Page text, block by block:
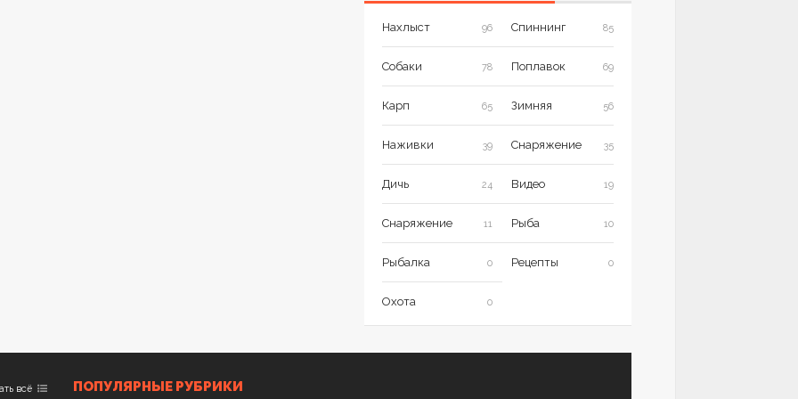
Нахлыст 96 Спиннинг 85
Собаки 78 Поплавок 69
Карп 65 Зимняя 56
Наживки 39 Снаряжение 35
Дичь 24 Видео 19
Снаряжение 11 Рыба 10
Рыбалка 0 Рецепты 0
Охота 0
всё ПОПУЛЯРНЫЕ РУБРИКИ